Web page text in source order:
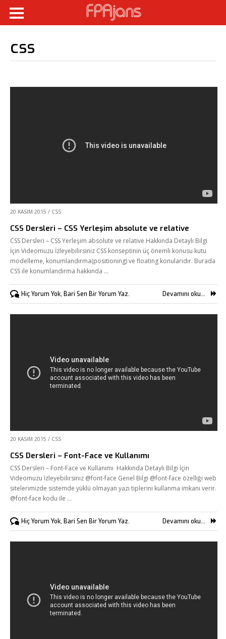
css
20 KASIM 2015 / CSS
CSS Dersleri – CSS Yerleşim absolute ve relative
CSS Dersleri – CSS Yerleşim absolute ve relative Hakkında Detaylı Bilgi
İçin Videomuzu İzleyebilirsiniz CSS konseptinin üç önemli konusu kutu
modelleme, konumlandırma(positioning) ve floating konularıdır. Burada
CSS ile konumlandırma hakkında …
Hiç Yorum Yok, Bari Sen Bir Yorum Yaz. Devamını oku...
20 KASIM 2015 / CSS
CSS Dersleri – Font-Face ve Kullanımı
CSS Dersleri – Font-Face ve Kullanımı Hakkında Detaylı Bilgi İçin
Videomuzu İzleyebilirsiniz @font-face Genel Bilgi @font-face özelliği web
sitelerimizde sistemde yüklü olmayan yazı tiplerini kullanma imkanı verir.
@font-face kodu ile …
Hiç Yorum Yok, Bari Sen Bir Yorum Yaz. Devamını oku...